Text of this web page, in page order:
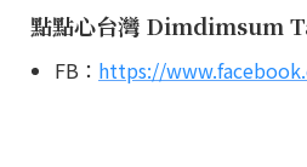
點點心台灣 Dimdimsum
FB： https://